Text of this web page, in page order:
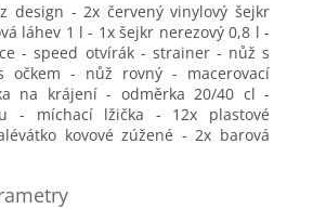
design - 2x červený vinylový šejkr
láhev 1 l - 1x šejkr nerezový 0,8 l -
- speed otvírák - strainer - nůž s
očkem - nůž rovný - macerovací
na krájení - odměrka 20/40 cl -
- míchací lžička - 12x plastové
kovové zúžené - 2x barová